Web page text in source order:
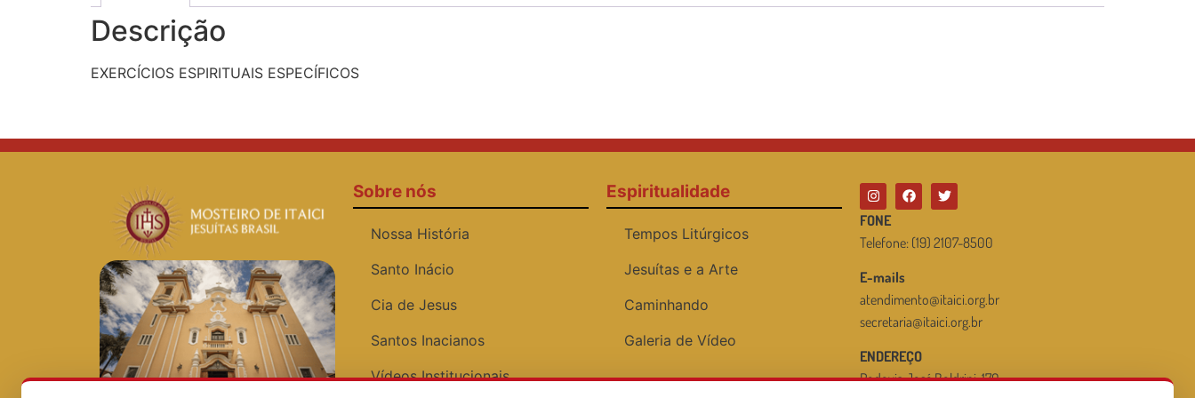
Descrição
EXERCÍCIOS ESPIRITUAIS ESPECÍFICOS
Sobre nós
Nossa História
Santo Inácio
Cia de Jesus
Santos Inacianos
Vídeos Institucionais
Espiritualidade
Tempos Litúrgicos
Jesuítas e a Arte
Caminhando
Galeria de Vídeo
FONE
Telefone: (19) 2107-8500
E-mails
atendimento@itaici.org.br
secretaria@itaici.org.br
ENDEREÇO
Rodovia José Boldrini, 170